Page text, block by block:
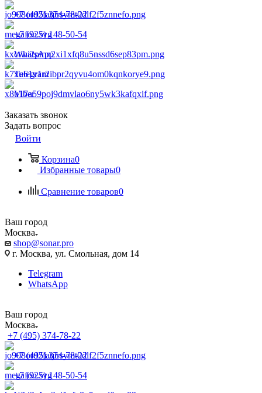
+7 (495) 374-78-22
+7 (925) 148-50-54
WhatsApp
Telegram
Viber
Заказать звонок
Задать вопрос
Войти
Корзина0
Избранные товары0
Сравнение товаров0
Ваш город
Москва
shop@sonar.pro
г. Москва, ул. Смольная, дом 14
Telegram
WhatsApp
Ваш город
Москва
+7 (495) 374-78-22
+7 (495) 374-78-22
+7 (925) 148-50-54